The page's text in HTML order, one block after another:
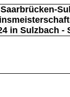
in Sulzbach -